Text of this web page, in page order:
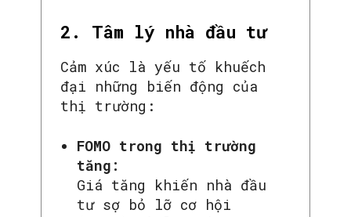
2. Tâm lý nhà đầu tư
Cảm xúc là yếu tố khuếch
đại những biến động của
thị trường:
FOMO trong thị trường
tăng:
Giá tăng khiến nhà đầu
tư sợ bỏ lỡ cơ hội